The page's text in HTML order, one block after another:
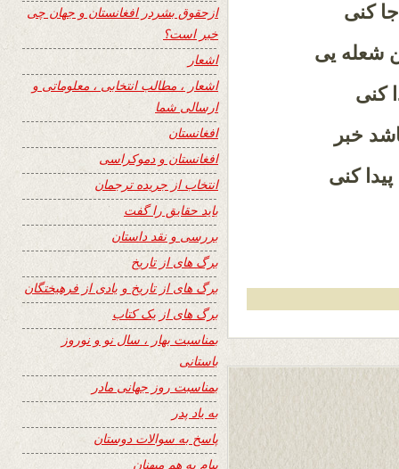
کنی
شعله یی
کنی
خبر
کنی
ازحقوق بشردر افغانستان و جهان چی
خبر است؟
اشعار
اشعار ، مطالب انتخابی ، معلوماتی و
ارسالی شما
افغانستان
افغانستان و دموکراسی
انتخاب از جریده ترجمان
باید حقایق را گفت
بررسی و نقد داستان
برگ های از تاریخ
برگ های از تاریخ و یادی از فرهیختگان
برگ های از یک کتاب
بمناسبت بهار ، سال نو و نوروز
باستانی
بمناسبت روز جهانی مادر
به یاد پدر
پاسخ به سوالات دوستان
پیام به هم میهنان